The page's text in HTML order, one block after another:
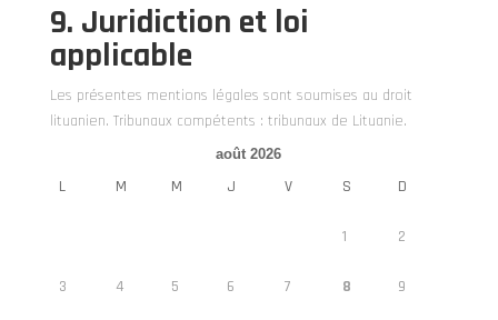
9. Juridiction et loi
applicable
Les présentes mentions légales sont soumises au droit
lituanien. Tribunaux compétents : tribunaux de Lituanie.
août 2026
L M M J V S D
1 2
3 4 5 6 7 8 9